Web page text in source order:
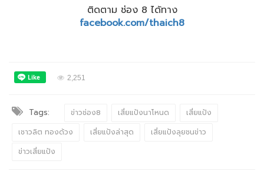
ติดตาม ช่อง 8 ได้ทาง
facebook.com/thaich8
2,251
Tags: ข่าวช่อง8 เสี่ยแป้งนาโหนด
เสี่ยแป้ง
เชาวลิต ทองด้วง
เสี่ยแป้งล่าสุด
เสี่ยแป้งลุยชนข่าว
ข่าวเสี่ยแป้ง